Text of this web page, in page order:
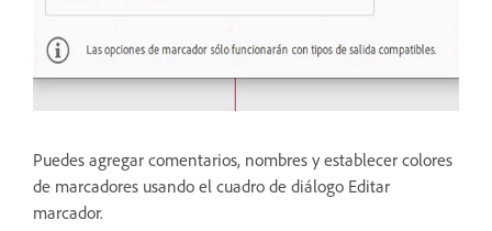
Puedes agregar comentarios, nombres y establecer colores
de marcadores usando el cuadro de diálogo Editar
marcador.